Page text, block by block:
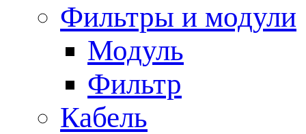
Фильтры и модули
Модуль
Фильтр
Кабель